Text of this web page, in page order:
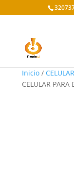
Inicio/
CELULAR